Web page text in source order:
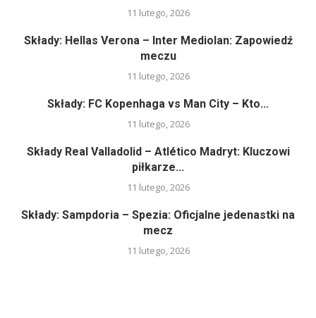
11 lutego, 2026
Składy: Hellas Verona – Inter Mediolan: Zapowiedź
meczu
11 lutego, 2026
Składy: FC Kopenhaga vs Man City – Kto...
11 lutego, 2026
Składy Real Valladolid – Atlético Madryt: Kluczowi
piłkarze...
11 lutego, 2026
Składy: Sampdoria – Spezia: Oficjalne jedenastki na
mecz
11 lutego, 2026